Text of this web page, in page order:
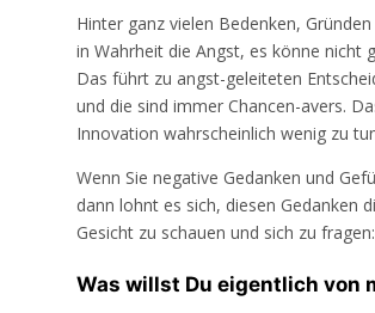
Hinter ganz vielen Bedenken,
in Wahrheit die Angst, es könne nicht
Das führt zu angst-geleiteten
und die sind immer Chancen-avers.
Innovation wahrscheinlich wenig zu
Wenn Sie negative Gedanken und
dann lohnt es sich, diesen Gedanken
Gesicht zu schauen und sich zu fragen:
Was willst Du eigentlich von